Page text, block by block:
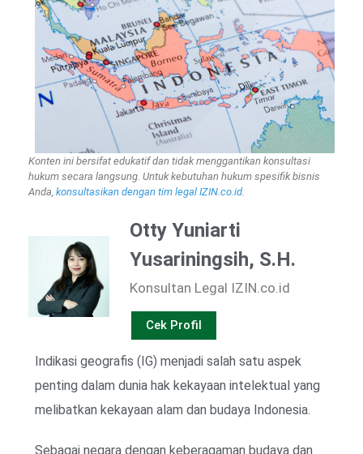
Konten ini bersifat edukatif dan tidak menggantikan konsultasi
hukum secara langsung. Untuk kebutuhan hukum spesifik bisnis
Anda, konsultasikan dengan tim legal IZIN.co.id.
Otty Yuniarti
Yusariningsih, S.H.
Konsultan Legal IZIN.co.id
Cek Profil
Indikasi geografis (IG) menjadi salah satu aspek
penting dalam dunia hak kekayaan intelektual yang
melibatkan kekayaan alam dan budaya Indonesia.
Sebagai negara dengan keberagaman budaya dan